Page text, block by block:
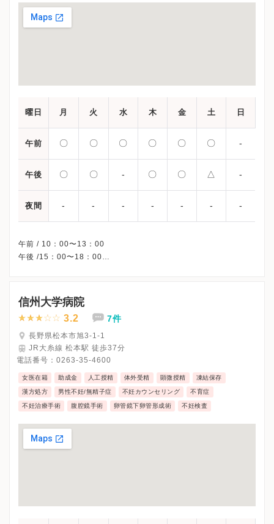
曜日 月 火 水 木 金 土 日
午前 〇 〇 〇 〇 〇 〇 -
午後 〇 〇 - 〇 〇 △ -
夜間 - - - - - - -
午前 / 10：00〜13：00
午後 /15：00〜18：00
※完全予約制です。
※詳細はクリニックHPを確認、または直接お問い合わせくださ
信州大学病院
3.2 7件
長野県松本市旭3-1-1
JR大糸線 松本駅 徒歩37分
電話番号： 0263-35-4600
女医在籍 助成金 人工授精 体外受精 顕微授精 凍結保存
漢方処方 男性不妊/無精子症 不妊カウンセリング 不育症
不妊治療手術 腹腔鏡手術 卵管鏡下卵管形成術 不妊検査